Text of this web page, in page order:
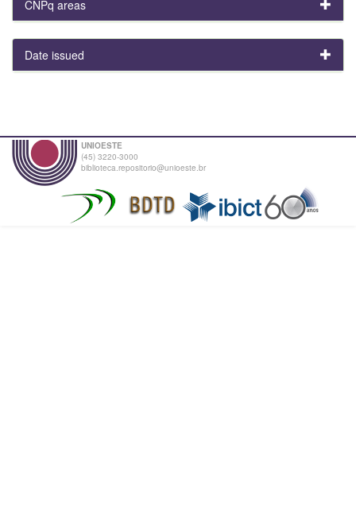
CNPq areas
Date issued
UNIOESTE
(45) 3220-3000
biblioteca.repositorio@unioeste.br